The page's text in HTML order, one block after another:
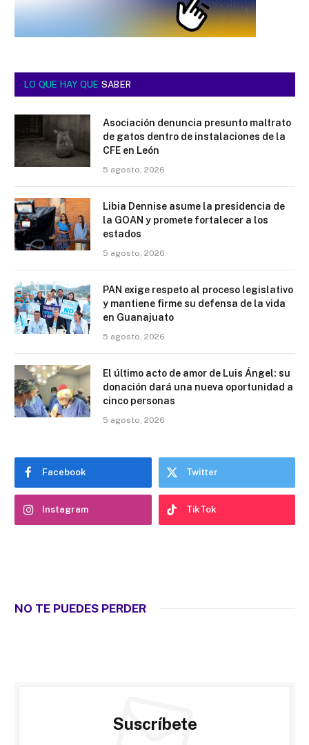
LO QUE HAY QUE SABER
Asociación denuncia presunto maltrato
de gatos dentro de instalaciones de la
CFE en León
5 agosto, 2026
Libia Dennise asume la presidencia de
la GOAN y promete fortalecer a los
estados
5 agosto, 2026
PAN exige respeto al proceso legislativo
y mantiene firme su defensa de la vida
en Guanajuato
5 agosto, 2026
El último acto de amor de Luis Ángel: su
donación dará una nueva oportunidad a
cinco personas
5 agosto, 2026
Facebook Twitter
Instagram TikTok
NO TE PUEDES PERDER
Suscríbete